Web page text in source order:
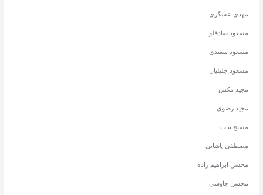
مهدی عسگری
مسعود صادقلو
مسعود سعیدی
مسعود جلیلیان
مجید مکس
مجید رضوی
مسیح بیات
مصطفی پاشایی
محسن ابراهیم زاده
محسن چاوشی